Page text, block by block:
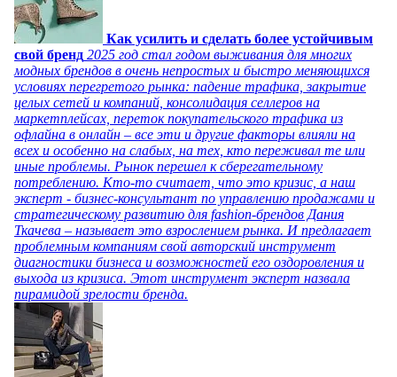
Как усилить и сделать более устойчивым
свой бренд 2025 год стал годом выживания для многих
модных брендов в очень непростых и быстро меняющихся
условиях перегретого рынка: падение трафика, закрытие
целых сетей и компаний, консолидация селлеров на
маркетплейсах, переток покупательского трафика из
офлайна в онлайн – все эти и другие факторы влияли на
всех и особенно на слабых, на тех, кто переживал те или
иные проблемы. Рынок перешел к сберегательному
потреблению. Кто-то считает, что это кризис, а наш
эксперт - бизнес-консультант по управлению продажами и
стратегическому развитию для fashion-брендов Дания
Ткачева – называет это взрослением рынка. И предлагает
проблемным компаниям свой авторский инструмент
диагностики бизнеса и возможностей его оздоровления и
выхода из кризиса. Этот инструмент эксперт назвала
пирамидой зрелости бренда.